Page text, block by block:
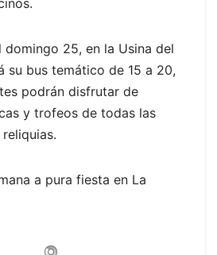
domingo 25, en la Usina del
su bus temático de 15 a 20,
podrán disfrutar de
y trofeos de todas las
a pura fiesta en La